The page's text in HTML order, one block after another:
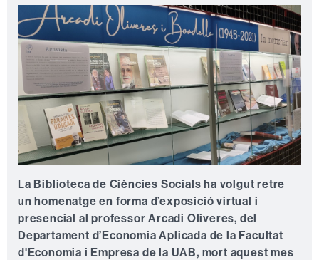
La Biblioteca de Ciències Socials ha volgut retre
un homenatge en forma d’exposició virtual i
presencial al professor Arcadi Oliveres, del
Departament d’Economia Aplicada de la Facultat
d'Economia i Empresa de la UAB, mort aquest mes